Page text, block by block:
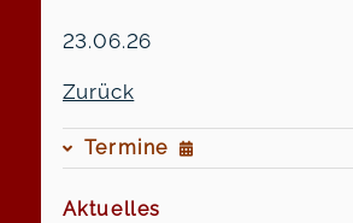
23.06.26
Zurück
Termine
Aktuelles